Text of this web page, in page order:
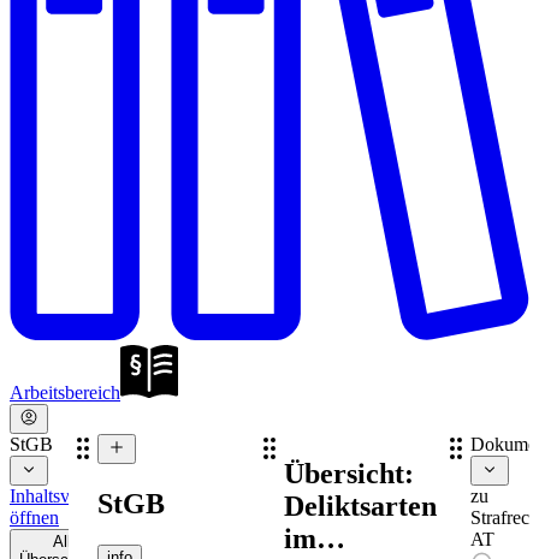
Arbeitsbereich
StGB
Inhaltsverzeichnis
öffnen
Alle
StGB
Übersicht:
Deliktsarten
im
zu
AT